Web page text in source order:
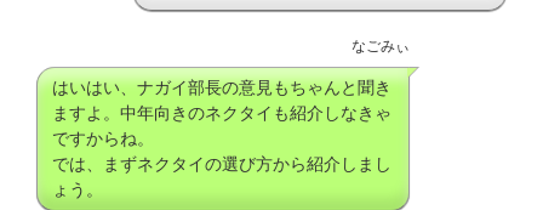
なごみぃ
はいはい、ナガイ部長の意見もちゃんと聞き
ますよ。中年向きのネクタイも紹介しなきゃ
ですからね。
では、まずネクタイの選び方から紹介しまし
ょう。